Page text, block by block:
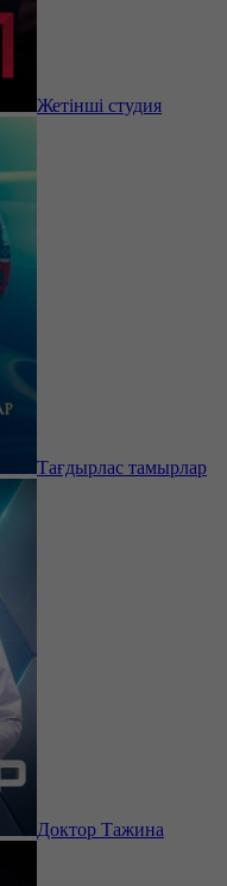
Жетінші студия
Тағдырлас тамырлар
Доктор Тажина